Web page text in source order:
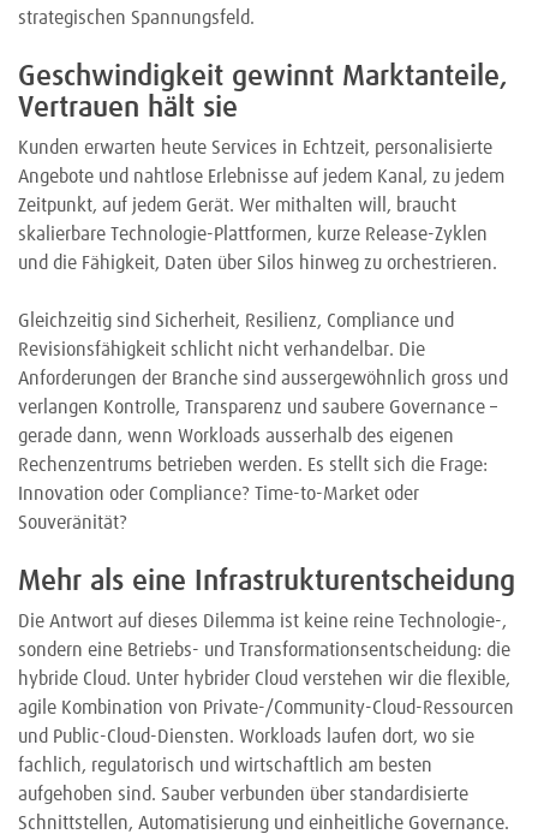
strategischen Spannungsfeld.
Geschwindigkeit gewinnt Marktanteile,
Vertrauen hält sie
Kunden erwarten heute Services in Echtzeit, personalisierte
Angebote und nahtlose Erlebnisse auf jedem Kanal, zu jedem
Zeitpunkt, auf jedem Gerät. Wer mithalten will, braucht
skalierbare Technologie-Plattformen, kurze Release-Zyklen
und die Fähigkeit, Daten über Silos hinweg zu orchestrieren.
Gleichzeitig sind Sicherheit, Resilienz, Compliance und
Revisionsfähigkeit schlicht nicht verhandelbar. Die
Anforderungen der Branche sind aussergewöhnlich gross und
verlangen Kontrolle, Transparenz und saubere Governance –
gerade dann, wenn Workloads ausserhalb des eigenen
Rechenzentrums betrieben werden. Es stellt sich die Frage:
Innovation oder Compliance? Time-to-Market oder
Souveränität?
Mehr als eine Infrastrukturentscheidung
Die Antwort auf dieses Dilemma ist keine reine Technologie-,
sondern eine Betriebs- und Transformationsentscheidung: die
hybride Cloud. Unter hybrider Cloud verstehen wir die flexible,
agile Kombination von Private-/Community-Cloud-Ressourcen
und Public-Cloud-Diensten. Workloads laufen dort, wo sie
fachlich, regulatorisch und wirtschaftlich am besten
aufgehoben sind. Sauber verbunden über standardisierte
Schnittstellen, Automatisierung und einheitliche Governance.